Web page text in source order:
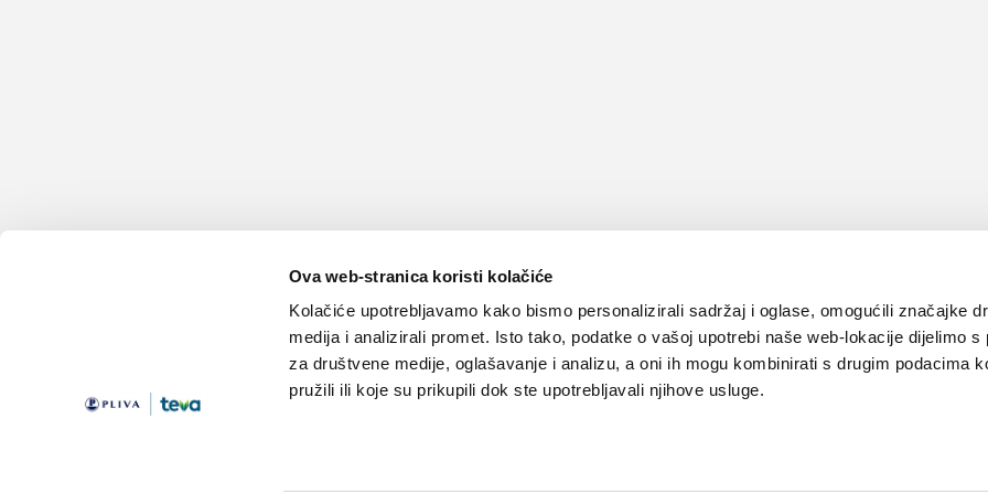
Ova web-stranica koristi kolačiće
Kolačiće upotrebljavamo kako bismo personalizirali sadržaj i oglase, omogućili značajke
medija i analizirali promet. Isto tako, podatke o vašoj upotrebi naše web-lokacije dijelimo s
za društvene medije, oglašavanje i analizu, a oni ih mogu kombinirati s drugim podacima
pružili ili koje su prikupili dok ste upotrebljavali njihove usluge.
Važne pravne